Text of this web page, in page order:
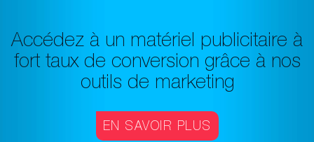
Accédez à un matériel publicitaire à
fort taux de conversion grâce à nos
outils de marketing
EN SAVOIR PLUS